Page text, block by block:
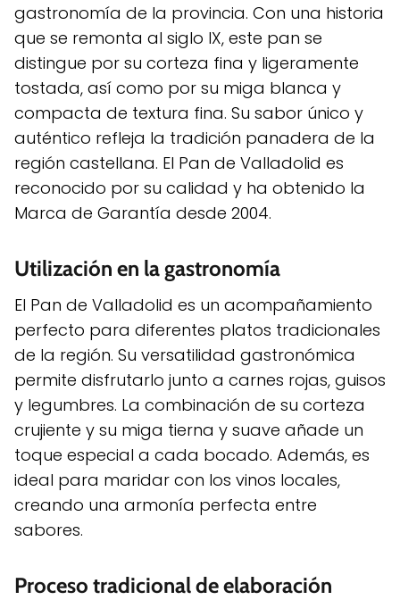
gastronomía de la provincia. Con una historia
que se remonta al siglo IX, este pan se
distingue por su corteza fina y ligeramente
tostada, así como por su miga blanca y
compacta de textura fina. Su sabor único y
auténtico refleja la tradición panadera de la
región castellana. El Pan de Valladolid es
reconocido por su calidad y ha obtenido la
Marca de Garantía desde 2004.
Utilización en la gastronomía
El Pan de Valladolid es un acompañamiento
perfecto para diferentes platos tradicionales
de la región. Su versatilidad gastronómica
permite disfrutarlo junto a carnes rojas, guisos
y legumbres. La combinación de su corteza
crujiente y su miga tierna y suave añade un
toque especial a cada bocado. Además, es
ideal para maridar con los vinos locales,
creando una armonía perfecta entre
sabores.
Proceso tradicional de elaboración